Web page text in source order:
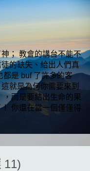
； 教會的講台不能不
的缺失、給出人們真
都是 buf 了許多的客
就是為何你需要來到
，而是要結出生命的果
你還在當一個僅僅得
11)